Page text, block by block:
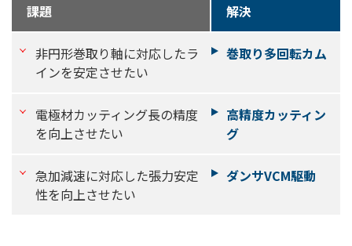
課題 解決
非円形巻取り軸に対応したラ
インを安定させたい
巻取り多回転カム
電極材カッティング長の精度
を向上させたい
高精度カッティン
グ
急加減速に対応した張力安定
性を向上させたい
ダンサVCM駆動